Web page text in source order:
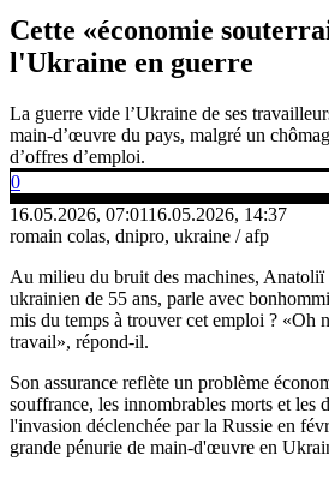
Cette «économie
l'Ukraine en guerre
La guerre vide l’Ukraine de ses
main-d’œuvre du pays, malgré un
d’offres d’emploi.
0
16.05.2026, 07:0116.05.2026, 14:37
romain colas, dnipro, ukraine / afp
Au milieu du bruit des machines,
ukrainien de 55 ans, parle avec
mis du temps à trouver cet emploi ? «Oh
travail», répond-il.
Son assurance reflète un problème
souffrance, les innombrables morts et les
l'invasion déclenchée par la Russie en
grande pénurie de main-d'œuvre en